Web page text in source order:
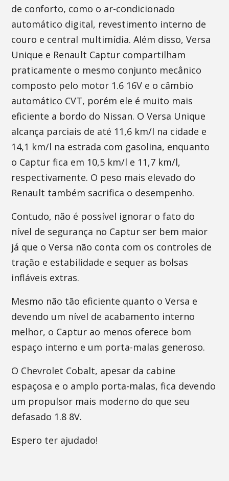
de conforto, como o ar-condicionado
automático digital, revestimento interno de
couro e central multimídia. Além disso, Versa
Unique e Renault Captur compartilham
praticamente o mesmo conjunto mecânico
composto pelo motor 1.6 16V e o câmbio
automático CVT, porém ele é muito mais
eficiente a bordo do Nissan. O Versa Unique
alcança parciais de até 11,6 km/l na cidade e
14,1 km/l na estrada com gasolina, enquanto
o Captur fica em 10,5 km/l e 11,7 km/l,
respectivamente. O peso mais elevado do
Renault também sacrifica o desempenho.
Contudo, não é possível ignorar o fato do
nível de segurança no Captur ser bem maior
já que o Versa não conta com os controles de
tração e estabilidade e sequer as bolsas
infláveis extras.
Mesmo não tão eficiente quanto o Versa e
devendo um nível de acabamento interno
melhor, o Captur ao menos oferece bom
espaço interno e um porta-malas generoso.
O Chevrolet Cobalt, apesar da cabine
espaçosa e o amplo porta-malas, fica devendo
um propulsor mais moderno do que seu
defasado 1.8 8V.
Espero ter ajudado!